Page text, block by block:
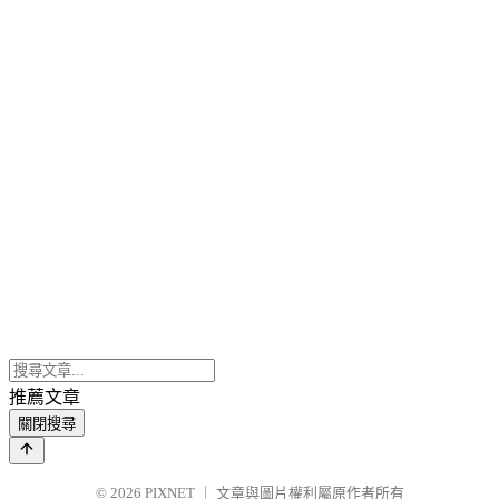
推薦文章
關閉搜尋
© 2026 PIXNET 文章與圖片權利屬原作者所有